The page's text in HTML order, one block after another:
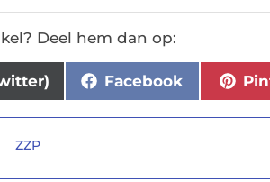
Deel hem dan op:
Facebook
ZZP